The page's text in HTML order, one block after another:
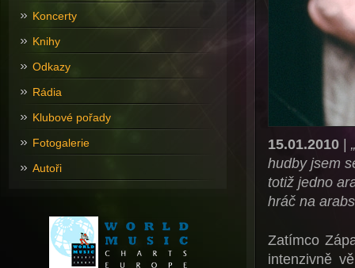
15.01.2010|
hudby jsem
totiž jedno
hráč na
Zatímco
intenzivně
Koncerty
Knihy
Odkazy
Rádia
Klubové pořady
Fotogalerie
Autoři